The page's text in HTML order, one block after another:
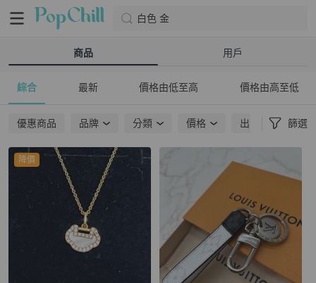
白色 金
商品 用戶
綜合 最新 價格由低至高 價格由高至低
優惠商品 品牌 分類 價格 出貨地點 篩選
降價